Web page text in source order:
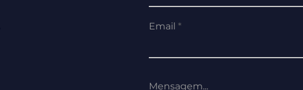
Email